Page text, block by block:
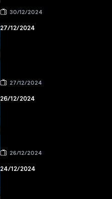
30/12/2024
27/12/2024
27/12/2024
26/12/2024
26/12/2024
24/12/2024